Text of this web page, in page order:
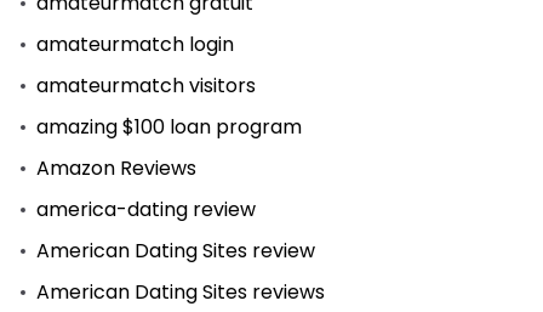
amateurmatch login
amateurmatch visitors
amazing $100 loan program
Amazon Reviews
america-dating review
American Dating Sites review
American Dating Sites reviews